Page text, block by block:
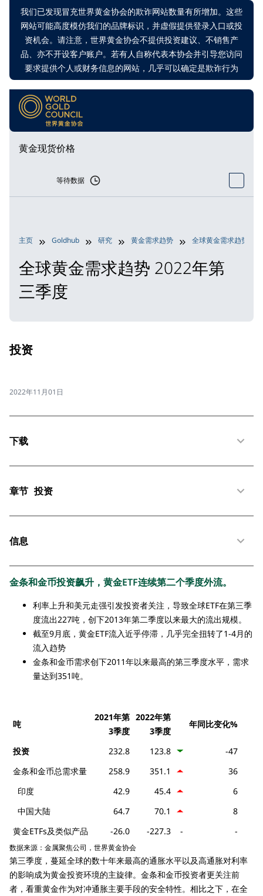
我们已发现冒充世界黄金协会的欺诈网站数量有所增加。这些
网站可能高度模仿我们的品牌标识，并虚假提供登录入口或投
资机会。请注意，世界黄金协会不提供投资建议、不销售产
品、亦不开设客户账户。若有人自称代表本协会并引导您访问
要求提供个人或财务信息的网站，几乎可以确定是欺诈行为
黄金现货价格
等待数据
主页 Goldhub 研究 黄金需求趋势 全球黄金需求趋势
全球黄金需求趋势 2022年第
三季度
投资
2022年11月01日
下载
章节 投资
信息
金条和金币投资飙升，黄金ETF连续第二个季度外流。
利率上升和美元走强引发投资者关注，导致全球ETF在第三季
度流出227吨，创下2013年第二季度以来最大的流出规模。
截至9月底，黄金ETF流入近乎停滞，几乎完全扭转了1-4月的
流入趋势
金条和金币需求创下2011年以来最高的第三季度水平，需求
量达到351吨。
吨
2021年第
3季度
2022年第
3季度
年同比变化%
投资 232.8 123.8
-47
金条和金币总需求量
258.9 351.1
36
印度
42.9 45.4
6
中国大陆
64.7 70.1
8
黄金ETFs及类似产品
-26.0 -227.3 - -
数据来源：金属聚焦公司，世界黄金协会
第三季度，蔓延全球的数十年来最高的通胀水平以及高通胀对利率
的影响成为黄金投资环境的主旋律。金条和金币投资者更关注前
者，看重黄金作为对冲通胀主要手段的安全特性。相比之下，在全